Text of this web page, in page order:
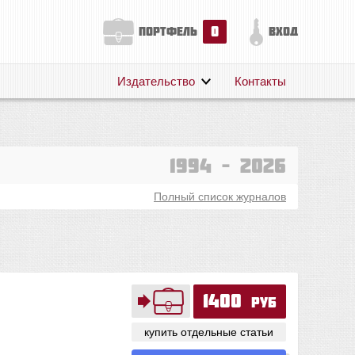
портфель 0 вход
Поддержка
Издательство Контакты
1994 – 2026
Полный список журналов
1400 руб
купить отдельные статьи